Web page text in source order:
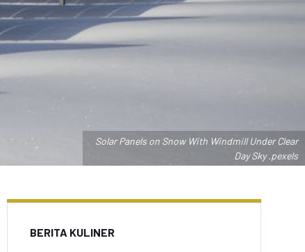
Solar Panels on Snow With Windmill Under Clear
Day Sky .pexels
BERITA KULINER